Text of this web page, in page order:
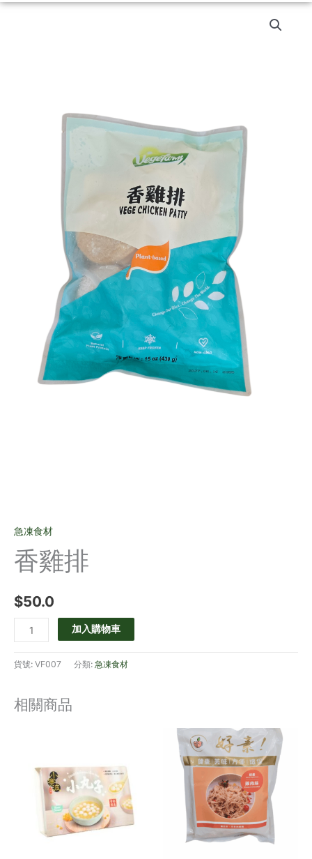
急凍食材
香雞排
$50.0
加入購物車
貨號: VF007 分類: 急凍食材
相關商品